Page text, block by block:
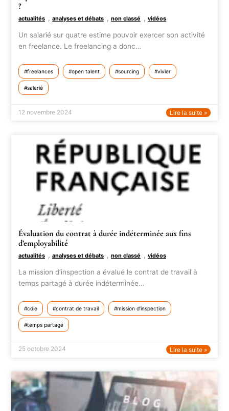
?
actualités ,analyses et débats ,non classé ,vidéos
Un salarié sur quatre estime pouvoir exercer son activité
en freelance. Le freelancing a donc…
freelances open talent sourcing vivier
salarié
12 novembre 2024 Lire la suite »
Évaluation du contrat à durée indéterminée aux fins
d’employabilité
actualités ,analyses et débats ,non classé ,vidéos
La mission d’inspection a évalué le contrat de travail à
temps partagé à durée indéterminée…
cdie contrat de travail mission d’inspection
temps partagé
25 octobre 2024 Lire la suite »